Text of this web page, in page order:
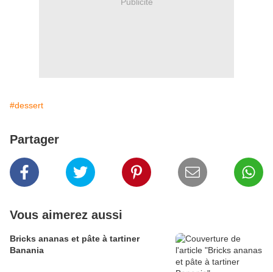
#dessert
Partager
Vous aimerez aussi
Bricks ananas et pâte à tartiner
Banania